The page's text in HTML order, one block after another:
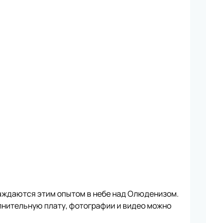
этим опытом в небе над Олюденизом.
плату, фотографии и видео можно